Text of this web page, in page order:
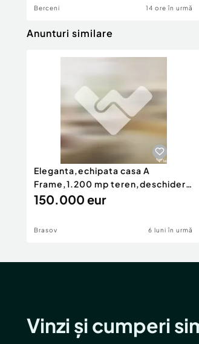
Berceni 14 ore în urmă
Anunturi similare
Eleganta,echipata casa A
Frame,1.200 mp teren,deschidere
Pia
150.000 eur
Brasov 6 luni în urmă
Vinzi și cumperi